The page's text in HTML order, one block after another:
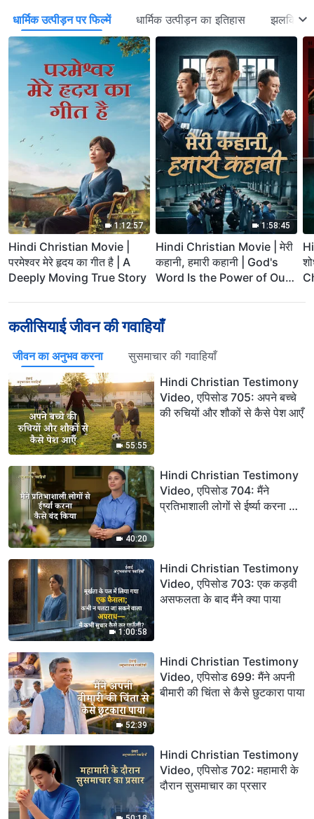
धार्मिक उत्पीड़न पर फिल्में धार्मिक उत्पीड़न का इतिहास झलकियाँ
1:12:57
Hindi Christian Movie |
परमेश्वर मेरे हृदय का गीत है | A
Deeply Moving True Story
1:58:45
Hindi Christian Movie | मेरी
कहानी, हमारी कहानी | God's
Word Is the Power of Our
कलीसियाई जीवन की गवाहियाँ
जीवन का अनुभव करना सुसमाचार की गवाहियाँ
55:55
Hindi Christian Testimony
Video, एपिसोड 705: अपने बच्चे
की रुचियों और शौकों से कैसे पेश आएँ
40:20
Hindi Christian Testimony
Video, एपिसोड 704: मैंने
प्रतिभाशाली लोगों से ईर्ष्या करना कैसे
1:00:58
Hindi Christian Testimony
Video, एपिसोड 703: एक कड़वी
असफलता के बाद मैंने क्या पाया
52:39
Hindi Christian Testimony
Video, एपिसोड 699: मैंने अपनी
बीमारी की चिंता से कैसे छुटकारा पाया
Hindi Christian Testimony
Video, एपिसोड 702: महामारी के
दौरान सुसमाचार का प्रसार